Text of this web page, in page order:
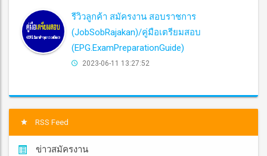
รีวิวลูกค้า สมัครงาน สอบราชการ
(JobSobRajakan)/คู่มือเตรียมสอบ
(EPG.ExamPreparationGuide)
2023-06-11 13:27:52
RSS Feed
ข่าวสมัครงาน